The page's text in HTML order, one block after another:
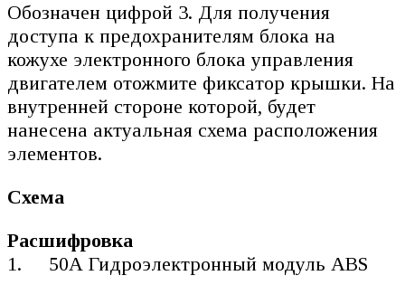
Обозначен цифрой 3. Для получения
доступа к предохрани­телям блока на
кожухе электронного блока управления
двигателем отожмите фикса­тор крышки. На
внутренней стороне которой, будет
нанесена актуальная схема расположения
элементов.
Схема
Расшифровка
50А Гидроэлектронный модуль ABS